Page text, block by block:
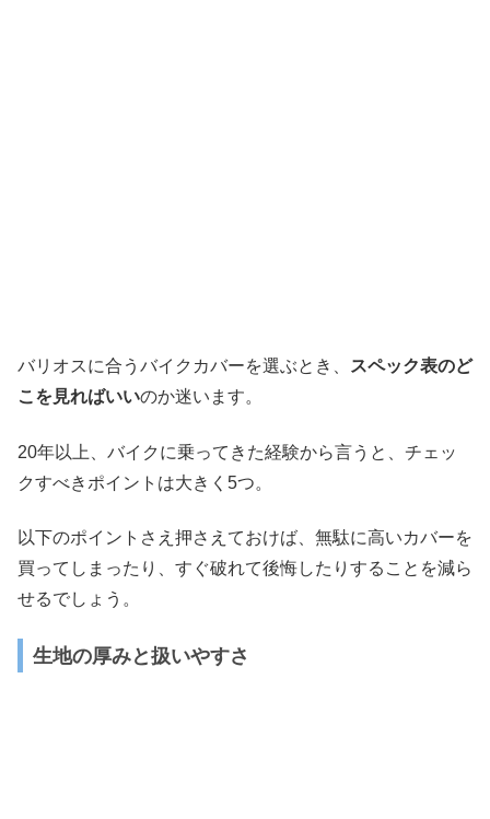
バリオスに合うバイクカバーを選ぶとき、
スペック表のど
こを見ればいいのか迷います。
20年以上、バイクに乗ってきた経験から言うと、チェッ
クすべきポイントは大きく5つ。
以下のポイントさえ押さえておけば、無駄に高いカバーを
買ってしまったり、すぐ破れて後悔したりすることを減ら
せるでしょう。
生地の厚みと扱いやすさ